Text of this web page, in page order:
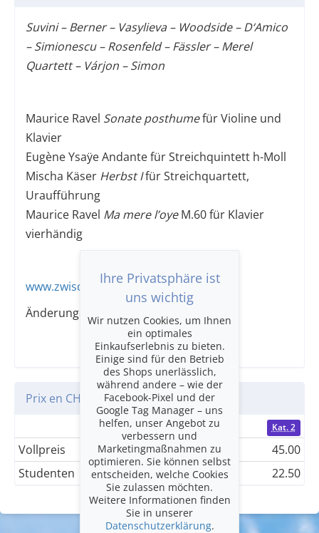
Suvini – Berner – Vasylieva – Woodside – D‘Amico
– Simionescu – Rosenfeld – Fässler – Merel
Quartett – Várjon – Simon
Maurice Ravel Sonate posthumefür Violine und
Klavier
Eugène Ysaÿe Andante für Streichquintett h-Moll
Mischa Käser Herbst Ifür Streichquartett,
Uraufführung
Maurice Ravel Ma mere l’oyeM.60 für Klavier
vierhändig
www.zwischentoene.com
Änderungen vorbehalten
Prix en CHF
Kat. 1 Kat. 2
Vollpreis 55.00
45.00
Studenten
27.50 22.50
Ihre Privatsphäre ist
uns wichtig
Wir nutzen Cookies, um Ihnen
ein optimales
Einkaufserlebnis zu bieten.
Einige sind für den Betrieb
des Shops unerlässlich,
während andere – wie der
Facebook-Pixel und der
Google Tag Manager – uns
helfen, unser Angebot zu
verbessern und
Marketingmaßnahmen zu
optimieren. Sie können selbst
entscheiden, welche Cookies
Sie zulassen möchten.
Weitere Informationen finden
Sie in unserer
Datenschutzerklärung.